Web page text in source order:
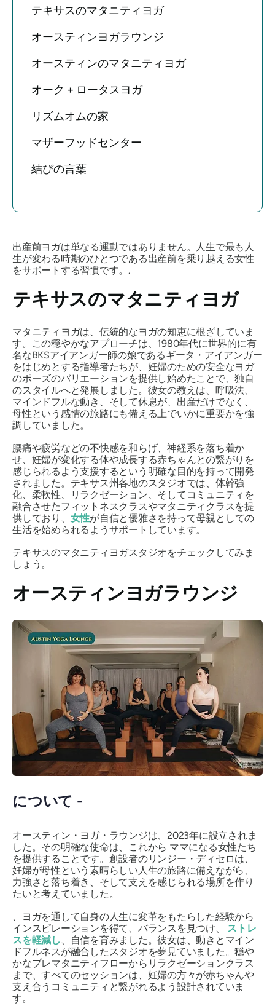
テキサスのマタニティヨガ
オースティンヨガラウンジ
オースティンのマタニティヨガ
オーク + ロータスヨガ
リズムオムの家
マザーフッドセンター
結びの言葉
出産前ヨガは単なる運動ではありません。人生で最も人
生が変わる時期のひとつである出産前を乗り越える女性
をサポートする習慣です。.
テキサスのマタニティヨガ
マタニティヨガは、伝統的なヨガの知恵に根ざしていま
す。この穏やかなアプローチは、1980年代に世界的に有
名なBKSアイアンガー師の娘であるギータ・アイアンガー
をはじめとする指導者たちが、妊婦のための安全なヨガ
のポーズのバリエーションを提供し始めたことで、独自
のスタイルへと発展しました。彼女の教えは、呼吸法、
マインドフルな動き、そして休息が、出産だけでなく、
母性という感情の旅路にも備える上でいかに重要かを強
調していました。
腰痛や疲労などの不快感を和らげ、神経系を落ち着か
せ、妊婦が変化する体や成長する赤ちゃんとの繋がりを
感じられるよう支援するという明確な目的を持って開発
されました。テキサス州各地のスタジオでは、体幹強
化、柔軟性、リラクゼーション、そしてコミュニティを
融合させたフィットネスクラスやマタニティクラスを提
供しており 、 女性が自信と優雅さを持って母親としての
生活を始められるようサポートしています。
テキサスのマタニティヨガスタジオをチェックしてみま
しょう。
オースティンヨガラウンジ
について -
オースティン・ヨガ・ラウンジは、2023年に設立されま
した。その明確な使命は、これから ママになる女性たち
を提供することです。創設者のリンジー・ディセロは、
妊婦が母性という素晴らしい人生の旅路に備えながら、
力強さと落ち着き、そして支えを感じられる場所を作り
たいと考えていました。
、ヨガを通して自身の人生に変革をもたらした経験から
インスピレーションを得て、バランスを見つけ、 ストレ
スを軽減し 、自信を育みました。彼女は、動きとマイン
ドフルネスが融合したスタジオを夢見ていました。穏や
かなプレマタニティフローからリラクゼーションクラス
まで、すべてのセッションは、妊婦の方々が赤ちゃんや
支え合うコミュニティと繋がれるよう設​​計されていま
す。